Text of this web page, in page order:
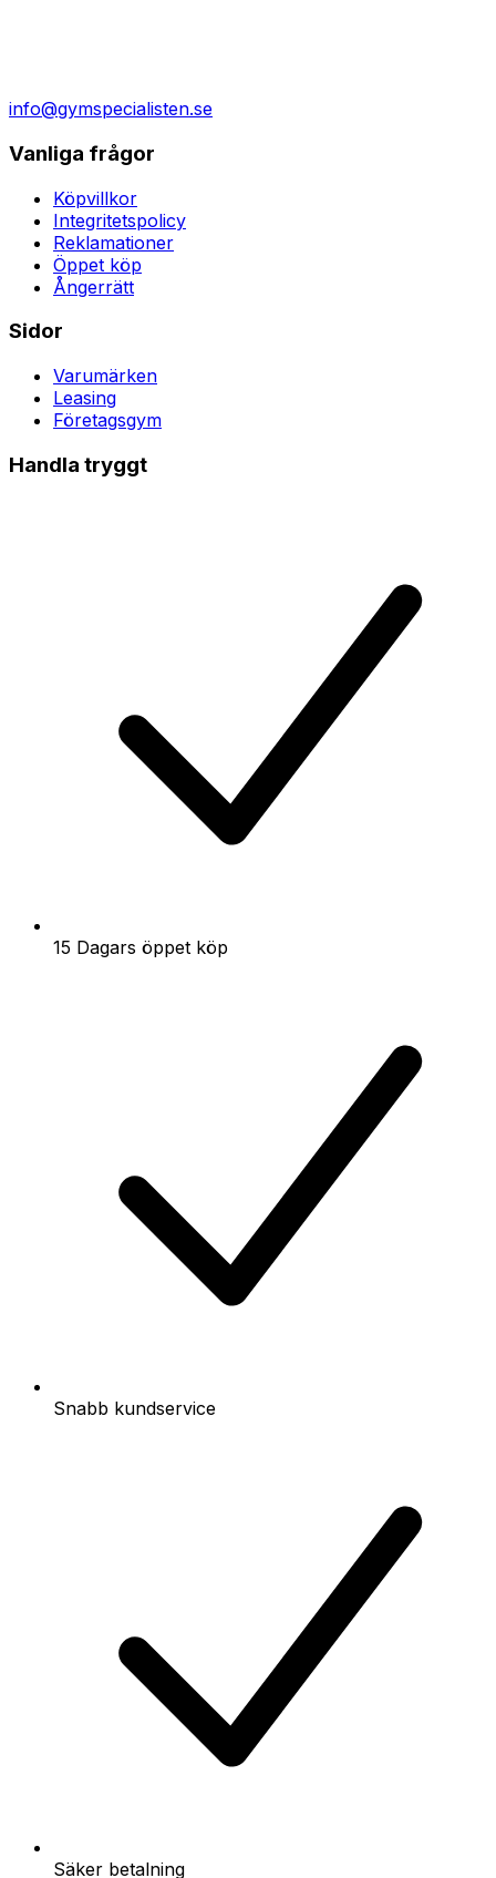
info@gymspecialisten.se
Vanliga frågor
Köpvillkor
Integritetspolicy
Reklamationer
Öppet köp
Ångerrätt
Sidor
Varumärken
Leasing
Företagsgym
Handla tryggt
15 Dagars öppet köp
Snabb kundservice
Säker betalning